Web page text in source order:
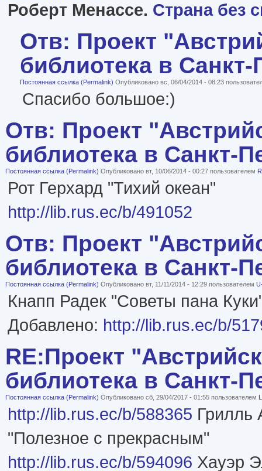
Роберт Менассе. Страна без
Отв: Проект
библиотека в Санкт-
Постоянная ссылка (Permalink) Опубликовано вс, 06/04/2014 - 08:23
Спасибо большое:)
Отв: Проект
библиотека в Санкт-
Постоянная ссылка (Permalink) Опубликовано вт, 10/06/2014 - 00:27 пользователем
Рот Герхард "Тихий океан"
http://lib.rus.ec/b/491052
Отв: Проект
библиотека в Санкт-
Постоянная ссылка (Permalink) Опубликовано вт, 11/11/2014 - 12:29 пользователем
Кнапп Радек "Советы пана
Добавлено: http://lib.rus.ec/b/
RE:Проект
библиотека в Санкт-
Постоянная ссылка (Permalink) Опубликовано сб, 29/04/2017 - 01:55 пользователем
http://lib.rus.ec/b/588365 Грилль
"Полезное с прекрасным"
http://lib.rus.ec/b/594096 Хауэр